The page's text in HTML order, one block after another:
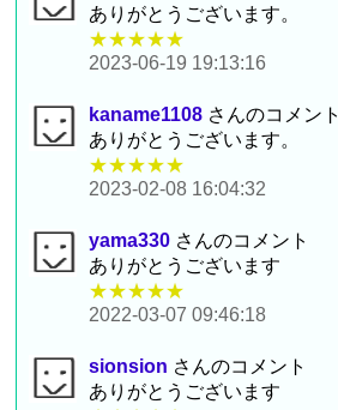
ありがとうございます。
★★★★★
2023-06-19 19:13:16
kaname1108 さんのコメント
ありがとうございます。
★★★★★
2023-02-08 16:04:32
yama330 さんのコメント
ありがとうございます
★★★★★
2022-03-07 09:46:18
sionsion さんのコメント
ありがとうございます